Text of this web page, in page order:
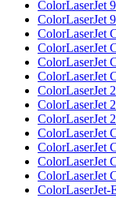
ColorLaserJet
ColorLaserJet
ColorLaserJet
ColorLaserJet
ColorLaserJet
ColorLaserJet
ColorLaserJet
ColorLaserJet
ColorLaserJet
ColorLaserJet
ColorLaserJet
ColorLaserJet
ColorLaserJet
ColorLaserJet-